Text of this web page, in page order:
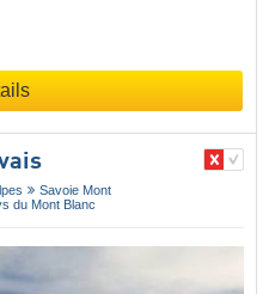
Savoie Mont
du Mont Blanc